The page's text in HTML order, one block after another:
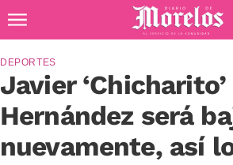
Diario de Morelos
Javier ‘Chicharito’
Hernández será
nuevamente, así
DEPORTES